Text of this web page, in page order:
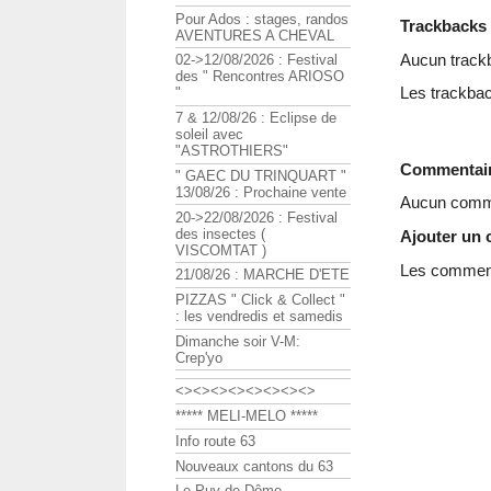
Trackbacks
Aucun
Les
Aucun
Ajouter un
Les
Pour Ados : stages, randos
AVENTURES A CHEVAL
02->12/08/2026 : Festival
des " Rencontres ARIOSO
"
7 & 12/08/26 : Eclipse de
soleil avec
"ASTROTHIERS"
" GAEC DU TRINQUART "
13/08/26 : Prochaine vente
20->22/08/2026 : Festival
des insectes (
VISCOMTAT )
21/08/26 : MARCHE D'ETE
PIZZAS " Click & Collect "
: les vendredis et samedis
Dimanche soir V-M:
Crep'yo
<><><><><><><><>
***** MELI-MELO *****
Info route 63
Nouveaux cantons du 63